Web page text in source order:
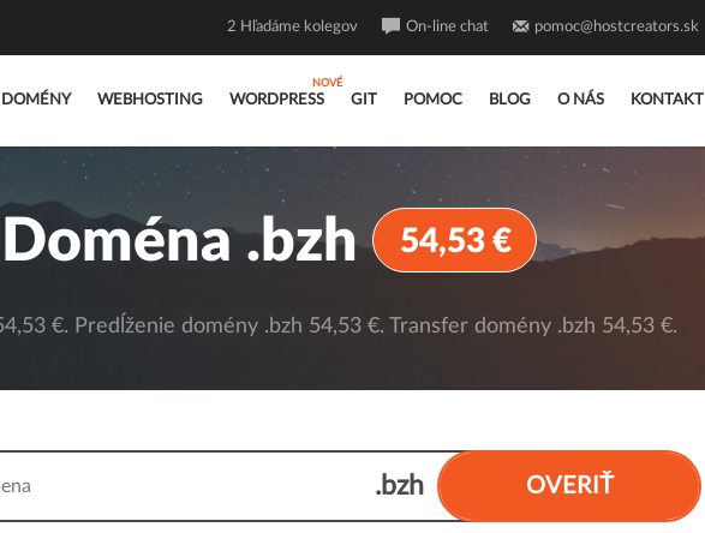
DOMÉNY WEBHOSTING WORDPRESS GIT POMOC BLOG O NÁS KONTAKT
2 Hľadáme kolegov On-line chat pomoc@hostcreators.sk
Doména .bzh 54,53 €
€. Predĺženie domény .bzh 54,53 €. Transfer domény .bzh 54,53 €.
OVERIŤ
.bzh